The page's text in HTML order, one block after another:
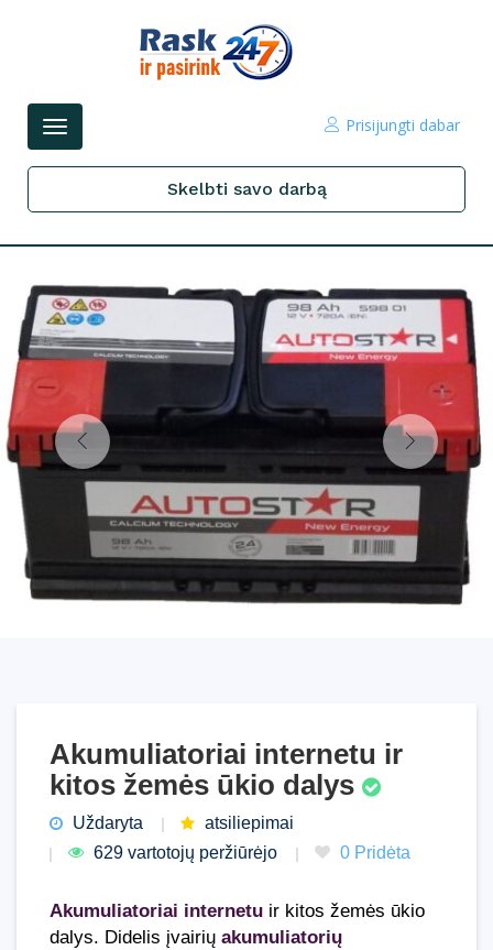
Perjungti
Prisijungti dabar
Skelbti savo darbą
Akumuliatoriai internetu ir
kitos žemės ūkio dalys
Uždaryta
atsiliepimai
629 vartotojų peržiūrėjo
0 Pridėta
Akumuliatoriai internetu ir kitos žemės ūkio
dalys. Didelis įvairių akumuliatorių